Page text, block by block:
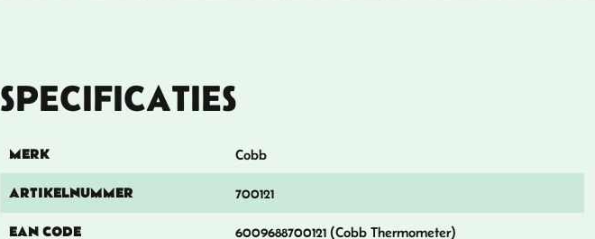
SPECIFICATIES
MERK Cobb
ARTIKELNUMMER 700121
EAN CODE 6009688700121 (Cobb Thermometer)